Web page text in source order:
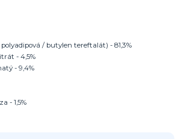
/ butylen tereftalát) - 81,3%
- 4,5%
- 9,4%
- 1,5%